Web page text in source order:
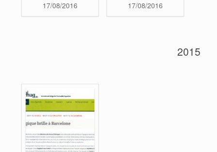
17/08/2016 17/08/2016
2015